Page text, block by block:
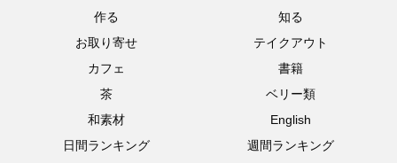
作る
知る
お取り寄せ
テイクアウト
カフェ
書籍
茶
ベリー類
和素材
English
日間ランキング
週間ランキング